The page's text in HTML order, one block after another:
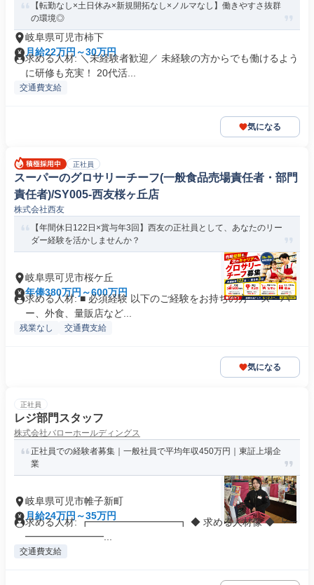
【転勤なし×土日休み×新規開拓なし×ノルマなし】働きやすさ抜群
の環境◎
岐阜県可児市柿下
月給22万円～30万円
求める人材: ＼未経験者歓迎／ 未経験の方からでも働けるよう
に研修も充実！ 20代活...
交通費支給
気になる
正社員
スーパーのグロサリーチーフ(一般食品売場責任者・部門
責任者)/SY005-西友桜ヶ丘店
株式会社西友
【年間休日122日×賞与年3回】西友の正社員として、あなたのリー
ダー経験を活かしませんか？
岐阜県可児市桜ケ丘
年俸380万円～600万円
求める人材: ■ 必須経験 以下のご経験をお持ちの方 ・スーパ
ー、外食、量販店など...
残業なし 交通費支給
気になる
正社員
レジ部門スタッフ
株式会社バローホールディングス
正社員での経験者募集｜一般社員で平均年収450万円｜東証上場企
業
岐阜県可児市帷子新町
月給24万円～35万円
求める人材: ┏━━━━━━━━━┓ ◆ 求める人材像 ◆ ┗━
━━━━━━━━...
交通費支給